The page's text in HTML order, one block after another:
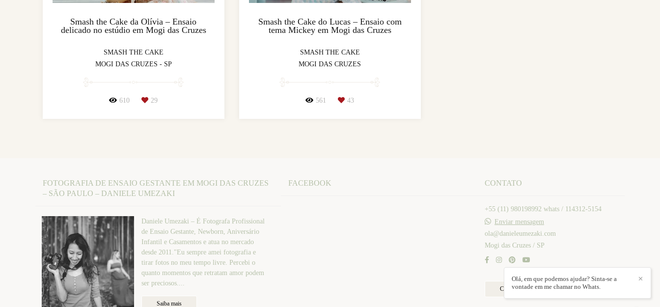
Smash the Cake da Olívia – Ensaio
delicado no estúdio em Mogi das Cruzes
SMASH THE CAKE
MOGI DAS CRUZES - SP
610 29
Smash the Cake do Lucas – Ensaio com
tema Mickey em Mogi das Cruzes
SMASH THE CAKE
MOGI DAS CRUZES
561 43
FOTOGRAFIA DE ENSAIO GESTANTE EM MOGI DAS CRUZES
– SÃO PAULO – DANIELE UMEZAKI
Daniele Umezaki – É Fotografa Profissional
de Ensaio Gestante, Newborn, Aniversário
Infantil e Casamentos e atua no mercado
desde 2011."Eu sempre amei fotografia e
tirar fotos no meu tempo livre. Percebi o
quanto momentos que retratam amor podem
ser preciosos....
Saiba mais
FACEBOOK CONTATO
+55 (11) 980198992 whats / 114312-5154
Enviar mensagem
ola@danieleumezaki.com
Mogi das Cruzes / SP
Contato
✕
Olá, em que podemos ajudar? Sinta-se a
vontade em me chamar no Whats.